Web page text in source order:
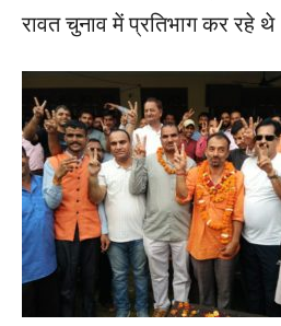
रावत चुनाव में प्रतिभाग कर रहे थे